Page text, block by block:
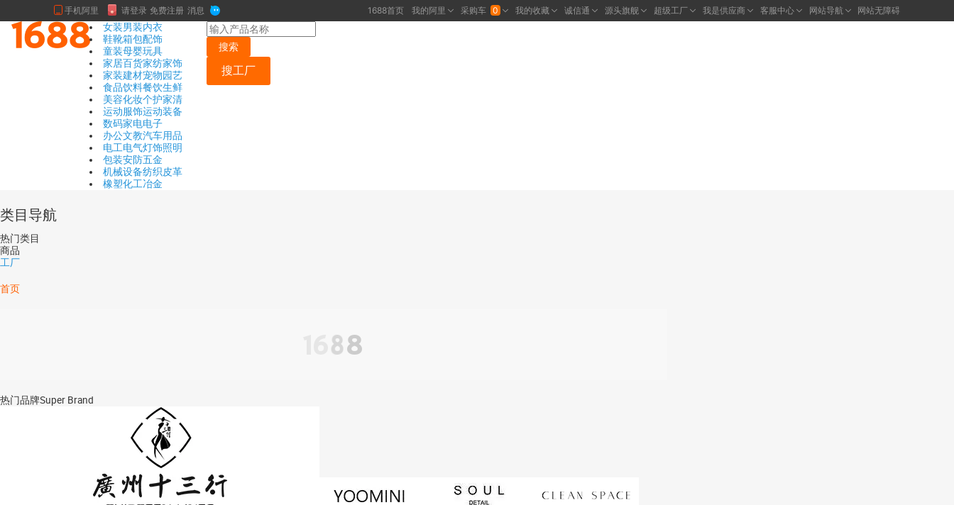
女装男装内衣
鞋靴箱包配饰
童装母婴玩具
家居百货家纺家饰
家装建材宠物园艺
食品饮料餐饮生鲜
美容化妆个护家清
运动服饰运动装备
数码家电电子
办公文教汽车用品
电工电气灯饰照明
包装安防五金
机械设备纺织皮革
橡塑化工冶金
搜索
搜工厂
类目导航
热门类目
商品
工厂
首页
热门品牌Super Brand